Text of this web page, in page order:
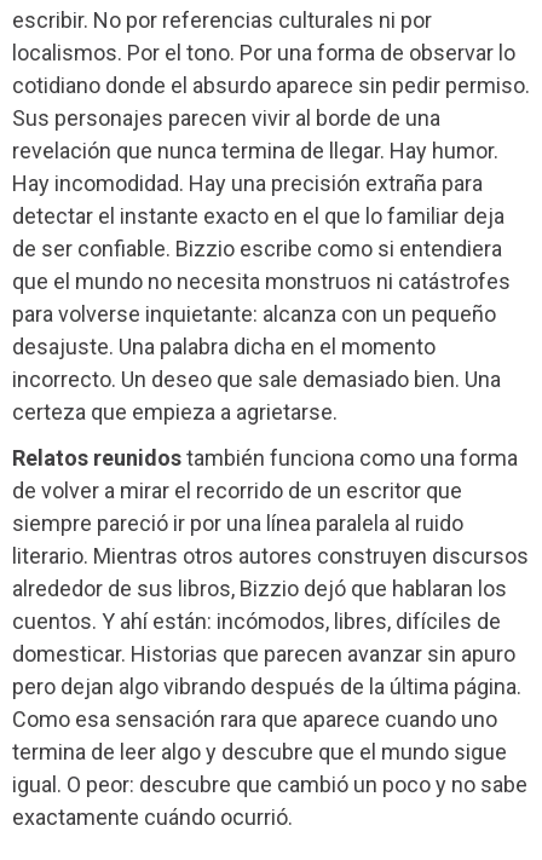
escribir. No por referencias culturales ni por
localismos. Por el tono. Por una forma de observar lo
cotidiano donde el absurdo aparece sin pedir permiso.
Sus personajes parecen vivir al borde de una
revelación que nunca termina de llegar. Hay humor.
Hay incomodidad. Hay una precisión extraña para
detectar el instante exacto en el que lo familiar deja
de ser confiable. Bizzio escribe como si entendiera
que el mundo no necesita monstruos ni catástrofes
para volverse inquietante: alcanza con un pequeño
desajuste. Una palabra dicha en el momento
incorrecto. Un deseo que sale demasiado bien. Una
certeza que empieza a agrietarse.
Relatos reunidostambién funciona como una forma
de volver a mirar el recorrido de un escritor que
siempre pareció ir por una línea paralela al ruido
literario. Mientras otros autores construyen discursos
alrededor de sus libros, Bizzio dejó que hablaran los
cuentos. Y ahí están: incómodos, libres, difíciles de
domesticar. Historias que parecen avanzar sin apuro
pero dejan algo vibrando después de la última página.
Como esa sensación rara que aparece cuando uno
termina de leer algo y descubre que el mundo sigue
igual. O peor: descubre que cambió un poco y no sabe
exactamente cuándo ocurrió.